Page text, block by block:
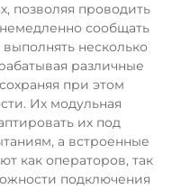
позволяя проводить
сообщать
несколько
различные
при этом
Их модульная
их под
а встроенные
как операторов, так
подключения